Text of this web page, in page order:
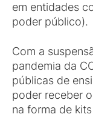
em entidades
poder público).
Com a
pandemia da
públicas de
poder receber
na forma de